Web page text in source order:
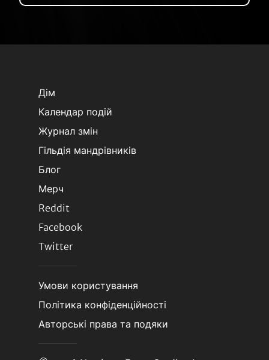
Дім
Календар подій
Журнал змін
Гільдія мандрівників
Блог
Мерч
Reddit
Facebook
Twitter
Умови користування
Політика конфіденційності
Авторські права та подяки